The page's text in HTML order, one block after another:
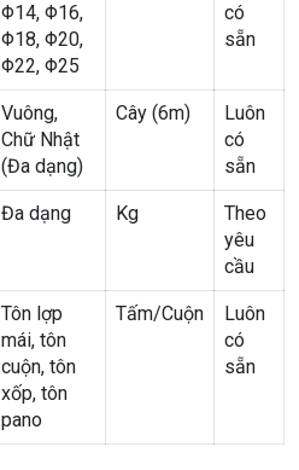
Φ14, Φ16,
Φ18, Φ20,
Φ22, Φ25
có
sẵn
Vuông,
Chữ Nhật
(Đa dạng)
Cây (6m)
Luôn
có
sẵn
Đa dạng Kg
Theo
yêu
cầu
Tôn lợp
mái, tôn
cuộn, tôn
xốp, tôn
pano
Tấm/Cuộn
Luôn
có
sẵn